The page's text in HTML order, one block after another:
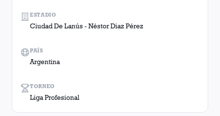
TORNEO
Liga Profesional
ESTADIO
Ciudad De Lanús - Néstor Diaz Pérez
PAÍS
Argentina